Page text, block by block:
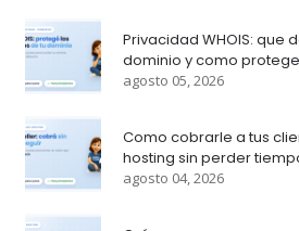
Privacidad WHOIS: que
dominio y como
agosto 05, 2026
Como cobrarle a tus
hosting sin perder
agosto 04, 2026